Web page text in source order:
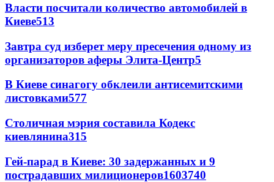
Власти посчитали количество автомобилей в
Киеве513
Завтра суд изберет меру пресечения одному из
организаторов аферы Элита-Центр5
В Киеве синагогу обклеили антисемитскими
листовками577
Столичная мэрия составила Кодекс
киевлянина315
Гей-парад в Киеве: 30 задержанных и 9
пострадавших милиционеров1603740